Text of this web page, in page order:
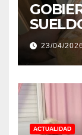
ABRIL,
23/04/2026
ACTUALIDAD